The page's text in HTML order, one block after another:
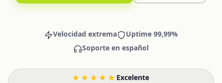
Velocidad extrema
Uptime 99,99%
Soporte en español
★★★★★ Excelente·